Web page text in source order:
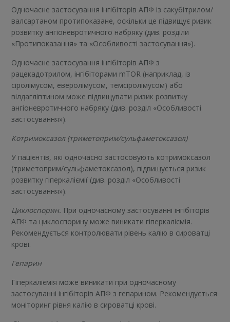
Одночасне застосування інгібіторів АПФ із сакубітрилом/
валсартаном протипоказане, оскільки це підвищує ризик
розвитку ангіоневротичного набряку (див. розділи
«Протипоказання» та «Особливості застосування»).
Одночасне застосування інгібіторів АПФ з
рацекадотрилом, інгібіторами mTOR (наприклад, із
сіролімусом, еверолімусом, темсіролімусом) або
вілдагліптином може підвищувати ризик розвитку
ангіоневротичного набряку (див. розділ «Особливості
застосування»).
Котримоксазол (триметоприм/сульфаметоксазол)
У пацієнтів, які одночасно застосовують котримоксазол
(триметоприм/сульфаметоксазол), підвищується ризик
розвитку гіперкаліємії (див. розділ «Особливості
застосування»).
Циклоспорин. При одночасному застосуванні інгібіторів
АПФ та циклоспорину може виникати гіперкаліємія.
Рекомендується контролювати рівень калію в сироватці
крові.
Гепарин
Гіперкаліємія може виникати при одночасному
застосуванні інгібіторів АПФ з гепарином. Рекомендується
моніторинг рівня калію в сироватці крові.